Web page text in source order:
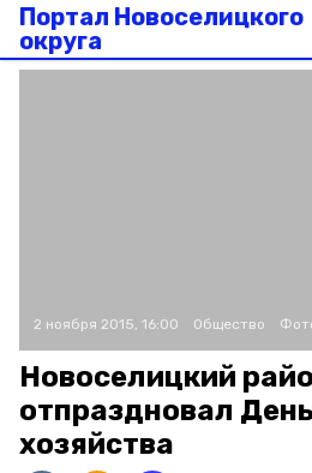
Портал Новоселицкого
округа
2 ноября 2015, 16:00 Общество
Новоселицкий
отпраздновал
хозяйства